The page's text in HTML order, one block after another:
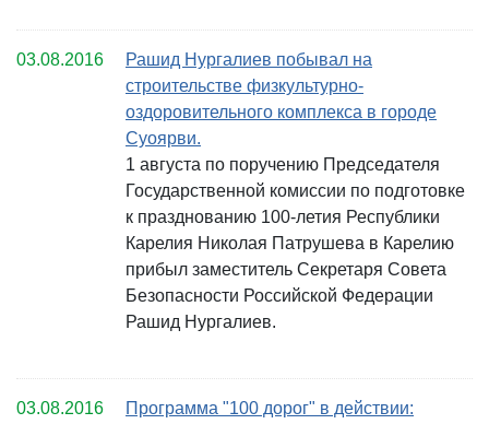
03.08.2016
Рашид Нургалиев побывал на
строительстве физкультурно-
оздоровительного комплекса в городе
Суоярви.
1 августа по поручению Председателя
Государственной комиссии по подготовке
к празднованию 100-летия Республики
Карелия Николая Патрушева в Карелию
прибыл заместитель Секретаря Совета
Безопасности Российской Федерации
Рашид Нургалиев.
03.08.2016
Программа "100 дорог" в действии: